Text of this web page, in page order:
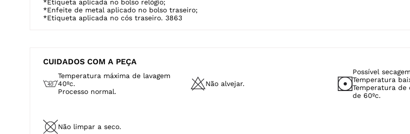
*Etiqueta aplicada no bolso relógio;
*Enfeite de metal aplicado no bolso traseiro;
*Etiqueta aplicada no cós traseiro. 3863
CUIDADOS COM A PEÇA
Temperatura máxima de lavagem
40ºc.
Processo normal.
Não alvejar.
Possível
Temperatura
Temperatura de
de 60ºc.
Não limpar a seco.